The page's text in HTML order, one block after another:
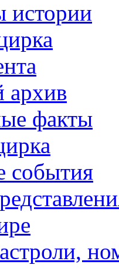
истории
архив
факты
события